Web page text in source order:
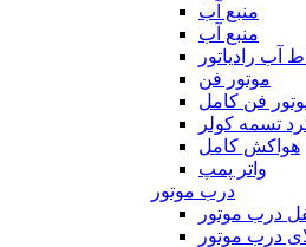
منبع آب
منبع آب
آب رادیاتور
موتور فن
فن کامل
تسمه کولر
هواکش کامل
واتر پمپ
درب موتور
درب موتور
درب موتور